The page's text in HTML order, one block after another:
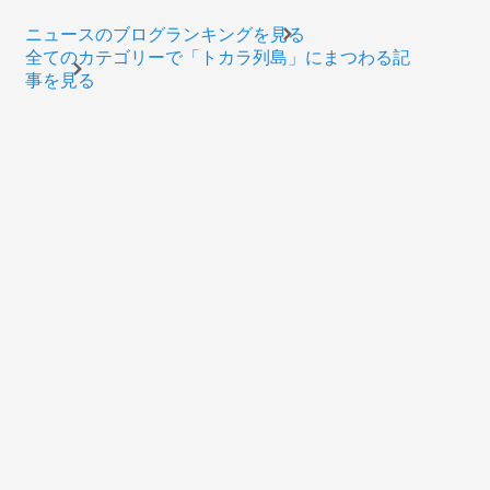
ニュースのブログランキングを見る
全てのカテゴリーで「トカラ列島」にまつわる記
事を見る